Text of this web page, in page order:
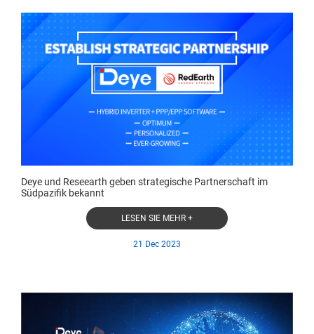
Deye und Reseearth geben strategische Partnerschaft im
Südpazifik bekannt
LESEN SIE MEHR +
21 Dec 2023